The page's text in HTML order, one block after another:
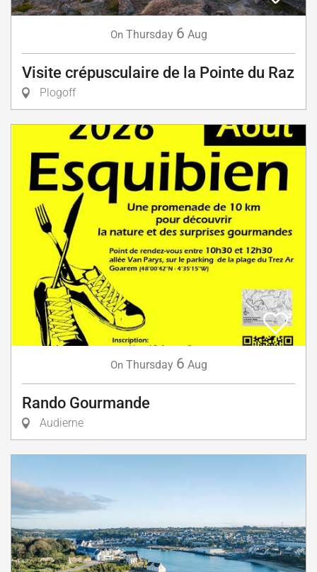
On Thursday 6 Aug
Visite crépusculaire de la Pointe du Raz
Plogoff
On Thursday 6 Aug
Rando Gourmande
Audierne